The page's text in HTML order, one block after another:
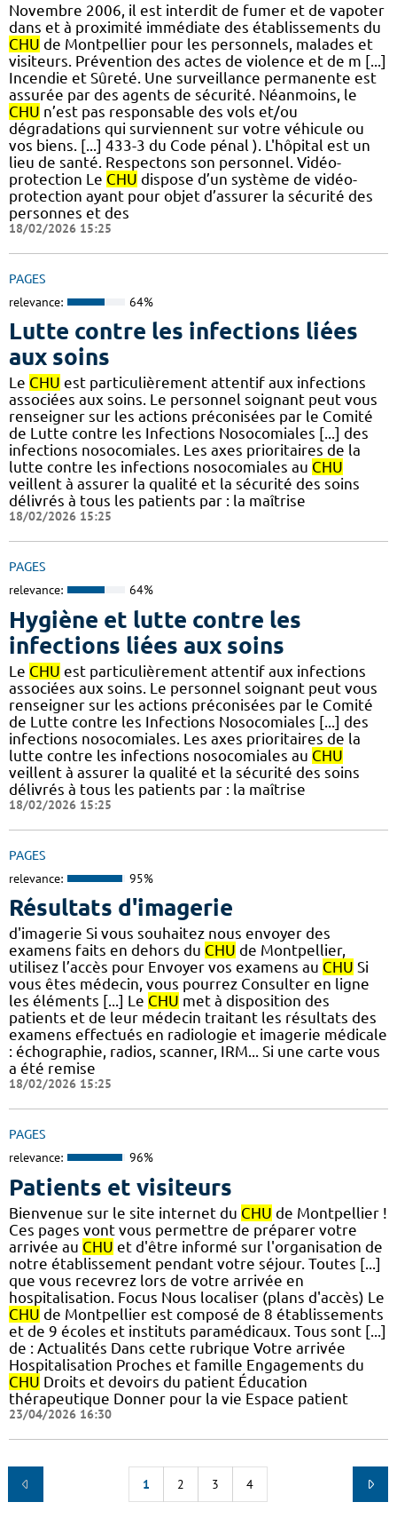
Novembre 2006, il est interdit de fumer et de vapoter
dans et à proximité immédiate des établissements du
CHU de Montpellier pour les personnels, malades et
visiteurs. Prévention des actes de violence et de m [...]
Incendie et Sûreté. Une surveillance permanente est
assurée par des agents de sécurité. Néanmoins, le
CHU n’est pas responsable des vols et/ou
dégradations qui surviennent sur votre véhicule ou
vos biens. [...] 433-3 du Code pénal ). L'hôpital est un
lieu de santé. Respectons son personnel. Vidéo-
protection Le CHU dispose d’un système de vidéo-
protection ayant pour objet d’assurer la sécurité des
personnes et des
18/02/2026 15:25
PAGES
relevance: 64%
Lutte contre les infections liées
aux soins
Le CHU est particulièrement attentif aux infections
associées aux soins. Le personnel soignant peut vous
renseigner sur les actions préconisées par le Comité
de Lutte contre les Infections Nosocomiales [...] des
infections nosocomiales. Les axes prioritaires de la
lutte contre les infections nosocomiales au CHU
veillent à assurer la qualité et la sécurité des soins
délivrés à tous les patients par : la maîtrise
18/02/2026 15:25
PAGES
relevance: 64%
Hygiène et lutte contre les
infections liées aux soins
Le CHU est particulièrement attentif aux infections
associées aux soins. Le personnel soignant peut vous
renseigner sur les actions préconisées par le Comité
de Lutte contre les Infections Nosocomiales [...] des
infections nosocomiales. Les axes prioritaires de la
lutte contre les infections nosocomiales au CHU
veillent à assurer la qualité et la sécurité des soins
délivrés à tous les patients par : la maîtrise
18/02/2026 15:25
PAGES
relevance: 95%
Résultats d'imagerie
d'imagerie Si vous souhaitez nous envoyer des
examens faits en dehors du CHU de Montpellier,
utilisez l’accès pour Envoyer vos examens au CHU Si
vous êtes médecin, vous pourrez Consulter en ligne
les éléments [...] Le CHU met à disposition des
patients et de leur médecin traitant les résultats des
examens effectués en radiologie et imagerie médicale
: échographie, radios, scanner, IRM... Si une carte vous
a été remise
18/02/2026 15:25
PAGES
relevance: 96%
Patients et visiteurs
Bienvenue sur le site internet du CHU de Montpellier !
Ces pages vont vous permettre de préparer votre
arrivée au CHU et d'être informé sur l'organisation de
notre établissement pendant votre séjour. Toutes [...]
que vous recevrez lors de votre arrivée en
hospitalisation. Focus Nous localiser (plans d'accès) Le
CHU de Montpellier est composé de 8 établissements
et de 9 écoles et instituts paramédicaux. Tous sont [...]
de : Actualités Dans cette rubrique Votre arrivée
Hospitalisation Proches et famille Engagements du
CHU Droits et devoirs du patient Éducation
thérapeutique Donner pour la vie Espace patient
23/04/2026 16:30
1 2 3 4